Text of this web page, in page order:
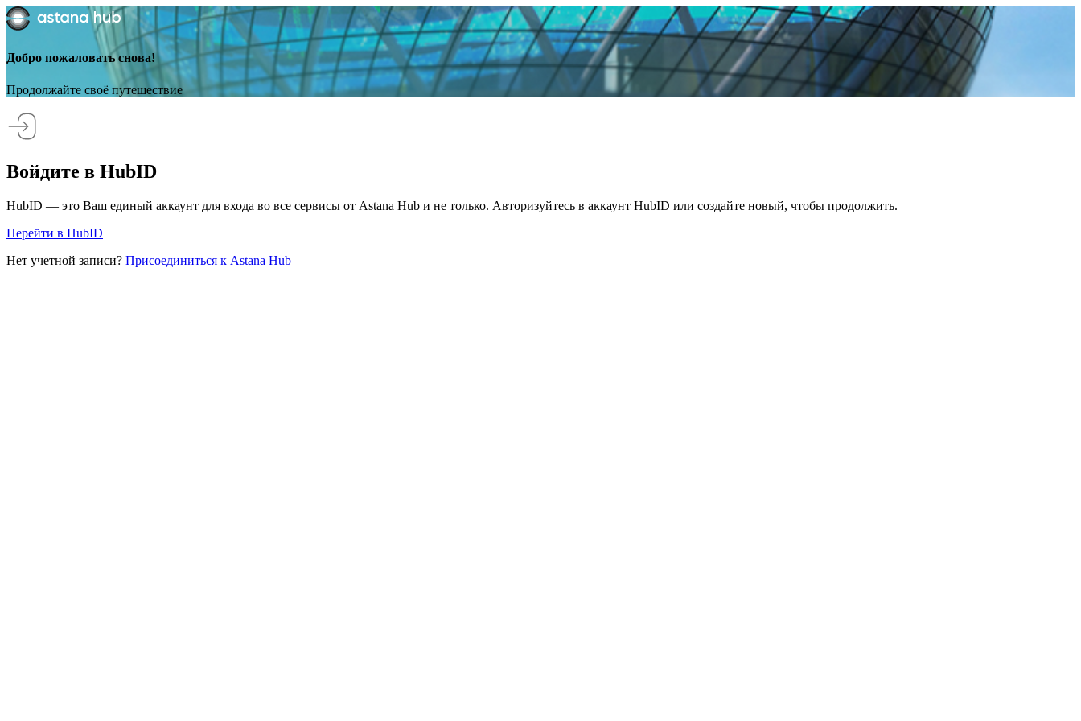
Добро пожаловать снова!
Продолжайте своё путешествие
Войдите в HubID
HubID — это Ваш единый аккаунт для входа во все сервисы от Astana Hub и не только. Авторизуйтесь в аккаунт HubID или создайте новый, чтобы продолжить.
Перейти в HubID
Нет учетной записи? Присоединиться к Astana Hub